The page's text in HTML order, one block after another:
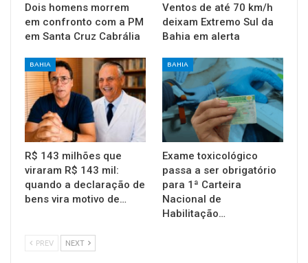
Dois homens morrem
em confronto com a PM
em Santa Cruz Cabrália
Ventos de até 70 km/h
deixam Extremo Sul da
Bahia em alerta
BAHIA
R$ 143 milhões que
viraram R$ 143 mil:
quando a declaração de
bens vira motivo de…
BAHIA
Exame toxicológico
passa a ser obrigatório
para 1ª Carteira
Nacional de
Habilitação…
PREV NEXT